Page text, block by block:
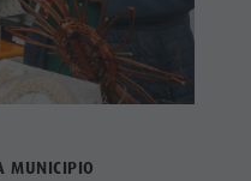
MUNICIPIO